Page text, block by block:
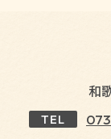
和
TEL